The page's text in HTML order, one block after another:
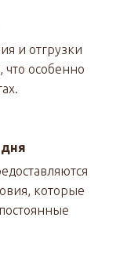
и отгрузки
что особенно
которые